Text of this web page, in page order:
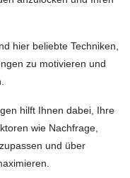
hier beliebte Techniken,
zu motivieren und
hilft Ihnen dabei, Ihre
wie Nachfrage,
und über